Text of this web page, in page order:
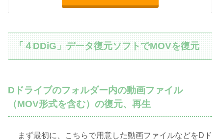
「４DDiG」データ復元ソフトでMOVを復元
Dドライブのフォルダー内の動画ファイル
（MOV形式を含む）の復元、再生
まず最初に、こちらで用意した動画ファイルなどをDド